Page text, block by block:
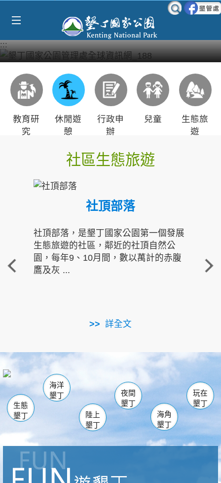
:::
教育研
究
休閒遊
憩
行政申
辦
兒童
生態旅
遊
社區生態旅遊
社頂部落
社頂部落，是墾丁國家公園第一個發展
生態旅遊的社區，鄰近的社頂自然公
園，每年9、10月間，數以萬計的赤腹
鷹及灰 ...
詳全文
重
走進
南仁湖
海生館
恆春 佳樂水
龍鑾潭自然中心 森林遊樂區
瓊麻館
關山 墾管處遊客中心
社頂公園 風吹沙
船帆石
白砂 龍磐公園
香蕉灣
砂島
鵝鑾鼻
生態
墾丁
海洋
墾丁
陸上
墾丁
夜間
墾丁
海角
墾丁
玩在
墾丁